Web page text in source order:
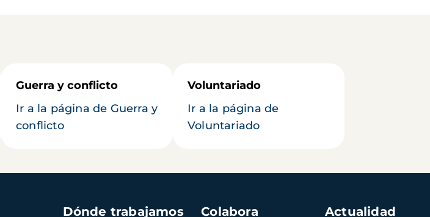
Guerra y conflicto
Ir a la página de Guerra y
conflicto
Voluntariado
Ir a la página de
Voluntariado
Dónde trabajamos Colabora Actualidad